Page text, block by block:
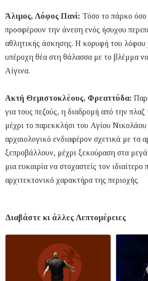
Άλιμος, Λόφος Πανί: Τόσο το πάρκο όσο
προσφέρουν την άνεση ενός ήσυχου
αθλητικής άσκησης. Η κορυφή του λόφου
υπέροχη θέα στη θάλασσα με το βλέμμα
Αίγινα.
Ακτή Θεμιστοκλέους, Φρεαττύδα:
για τους πεζούς, η διαδρομή από την
μέχρι το παρεκκλήσι του Αγίου Νικολάου
αρχαιολογικό ενδιαφέρον σχετικά με τα
ξεπροβάλλουν, μέχρι ξεκούραση στα
μια ευκαιρία να στοχαστείς τον ιδιαίτερο
αρχιτεκτονικό χαρακτήρα της περιοχής.
Διαβάστε κι άλλες Λεπτομέρειες